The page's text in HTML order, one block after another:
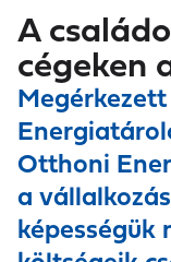
A
cégeken
Otthoni
a
képességük